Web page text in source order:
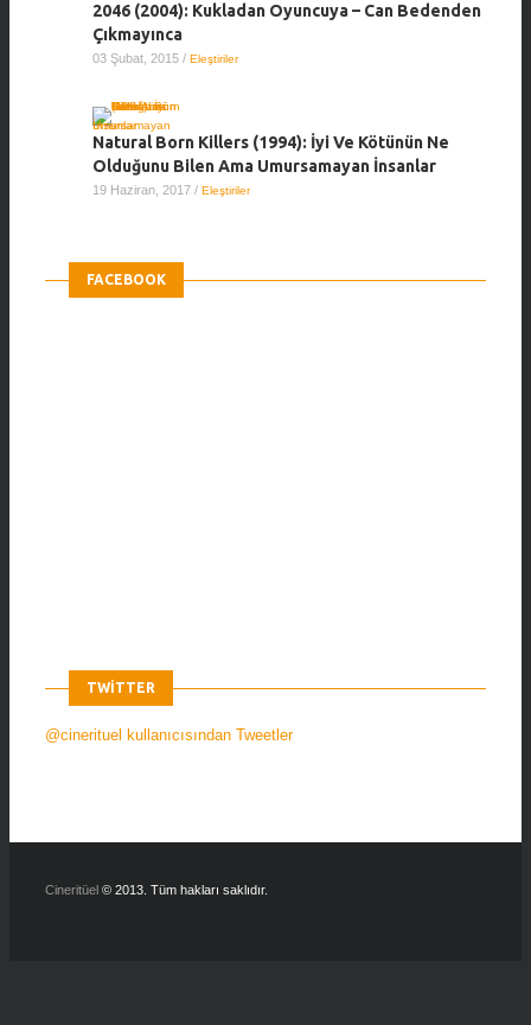
2046 (2004): Kukladan Oyuncuya – Can Bedenden
Çıkmayınca
03 Şubat, 2015 / Eleştiriler
Natural Born Killers (1994): İyi Ve Kötünün Ne
Olduğunu Bilen Ama Umursamayan İnsanlar
19 Haziran, 2017 / Eleştiriler
FACEBOOK
TWITTER
@cinerituel kullanıcısından Tweetler
Cineritüel © 2013. Tüm hakları saklıdır.